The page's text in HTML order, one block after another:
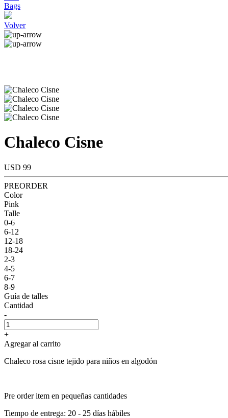
Bags
Volver
Chaleco Cisne
USD 99
PREORDER
Color
Pink
Talle
0-6
6-12
12-18
18-24
2-3
4-5
6-7
8-9
Guía de talles
Cantidad
-
+
Agregar al carrito
Chaleco rosa cisne tejido para niños en algodón
Pre order item en pequeñas cantidades
Tiempo de entrega: 20 - 25 días hábiles